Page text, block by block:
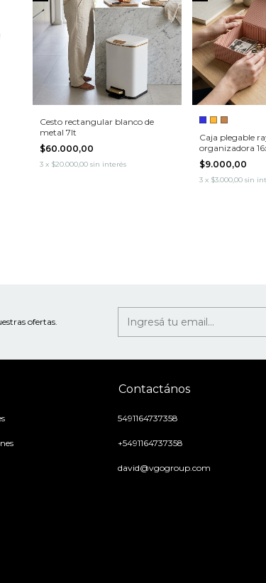
Cesto rectangular blanco de
metal 7lt
$60.000,00
3 x $20.000,00 sin interés
Caja plegable
organizadora
$9.000,00
3 x $3.000,00 sin
ofertas.
Contactános
5491164737358
+5491164737358
david@vgogroup.com